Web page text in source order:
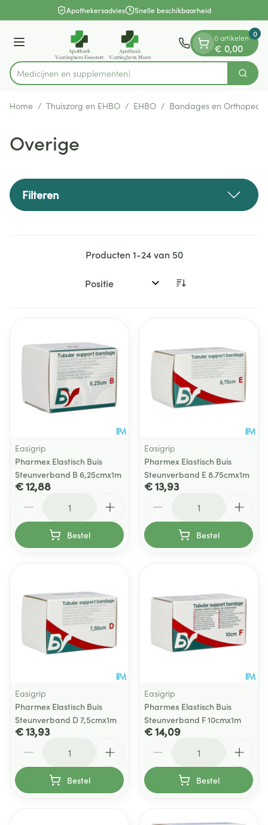
Ga naar de inhoudApothekersadvies Snelle beschikbaarheid
Menu
Product, merk, categorie...
Medicijne Zoek
0 artikelen
€ 0,00
0
Home / Thuiszorg en EHBO / EHBO / Bandages en
Overige
Filteren
Producten1-24van50
Sorteer op:
Easigrip
Pharmex Elastisch Buis
Steunverband B 6,25cmx1m
€ 12,88
Bestel
Easigrip
Pharmex Elastisch Buis
Steunverband E 8.75cmx1m
€ 13,93
Bestel
Easigrip
Pharmex Elastisch Buis
Steunverband D 7,5cmx1m
€ 13,93
Bestel
Easigrip
Pharmex Elastisch Buis
Steunverband F 10cmx1m
€ 14,09
Bestel